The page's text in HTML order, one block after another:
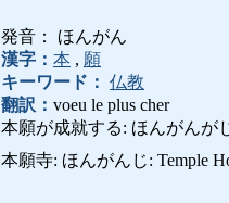
発音： ほんがん
漢字： 本 , 願
キーワード： 仏教
翻訳： voeu le plus cher
本願が成就する: ほんがんが
本願寺: ほんがんじ: Temple